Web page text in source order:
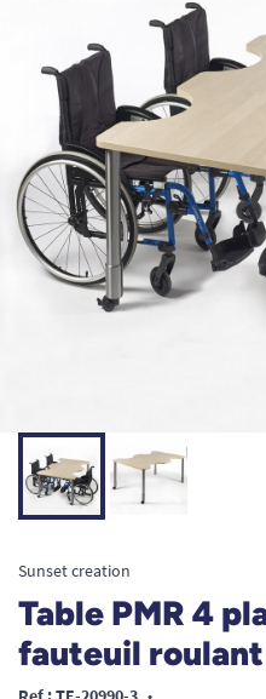
Sunset creation
Table PMR 4
fauteuil roulant